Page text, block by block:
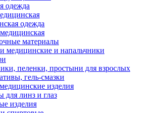
одежда
одежда
материалы
медицинские и напальчники
пеленки, простыни для взрослых
гель-смазки
изделия
для линз и глаз
изделия